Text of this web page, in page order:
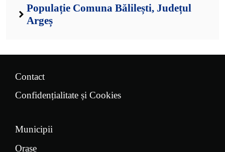
Populație Comuna Bălilești, Județul
Argeș
Contact
Confidențialitate și Cookies
Municipii
Orașe